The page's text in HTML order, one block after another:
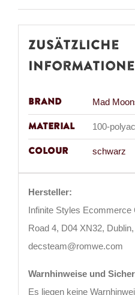
Zusätzliche
Brand Mad
Material 100-
Colour schwarz
Hersteller:
Infinite Styles Ecommerce
Road 4, D04 XN32,
decsteam@romwe.com
Warnhinweise und
Es liegen keine